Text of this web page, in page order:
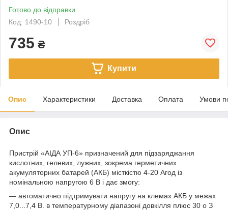
Готово до відправки
Код: 1490-10
Роздріб
735 ₴
Купити
Опис Характеристики Доставка Оплата Умови
Опис
Пристрій «АІДА УП-6» призначений для підзаряджання
кислотних, гелевих, лужних, зокрема герметичних
акумуляторних батарей (АКБ) місткістю 4-20 Агод із
номінальною напругою 6 В і дає змогу:
— автоматично підтримувати напругу на клемах АКБ у межах
7,0...7,4 В. в температурному діапазоні довкілля плюс 30 o З